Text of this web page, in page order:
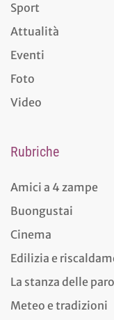
Sport
Attualità
Eventi
Foto
Video
Rubriche
Amici a 4 zampe
Buongustai
Cinema
Edilizia e
La stanza delle
Meteo e tradizioni